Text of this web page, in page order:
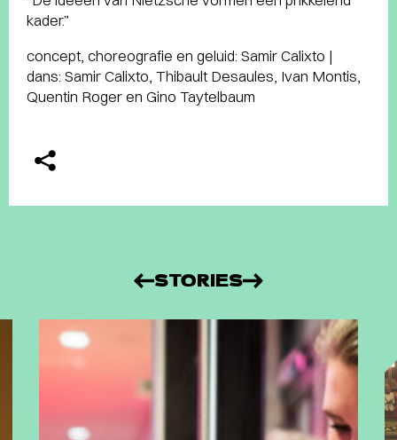
kader.”
concept, choreografie en geluid: Samir Calixto |
dans: Samir Calixto, Thibault Desaules, Ivan Montis,
Quentin Roger en Gino Taytelbaum
STORIES